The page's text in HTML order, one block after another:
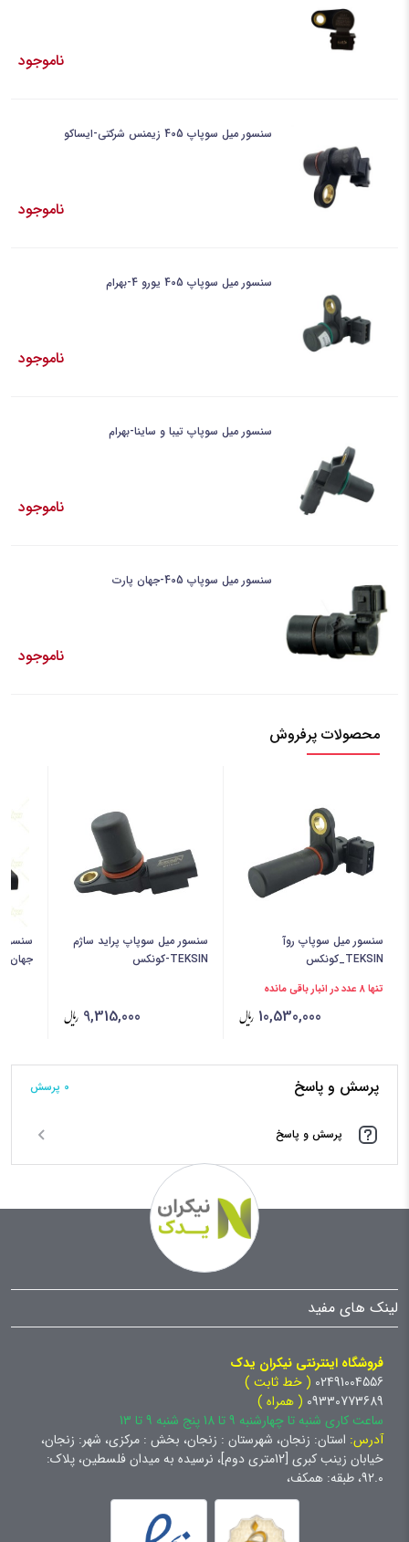
ناموجود
سنسور میل سوپاپ 405 زیمنس شرکتی-ایساکو
ناموجود
سنسور میل سوپاپ 405 یورو 4-بهرام
ناموجود
سنسور میل سوپاپ تیبا و ساینا-بهرام
ناموجود
سنسور میل سوپاپ 405-جهان پارت
ناموجود
محصولات پرفروش
سنسور میل سوپاپ روآ
TEKSIN_کونکس
تنها 8 عدد در انبار باقی مانده
10,530,000
سنسور میل سوپاپ پراید ساژم
TEKSIN-کونکس
9,315,000
سنسور
جهان
پرسش و پاسخ 0 پرسش‌
پرسش و پاسخ
لینک های مفید
فروشگاه اینترنتی نیکران یدک
02491004556 ( خط ثابت )
09330773689 ( همراه )
ساعت کاری شنبه تا چهارشنبه 9 تا 18 پنج شنبه 9 تا 13
آدرس: استان: زنجان، شهرستان : زنجان، بخش : مرکزی، شهر: زنجان،
خیابان زینب کبری [12متری دوم]، نرسیده به میدان فلسطین، پلاک:
92.0، طبقه: همکف،